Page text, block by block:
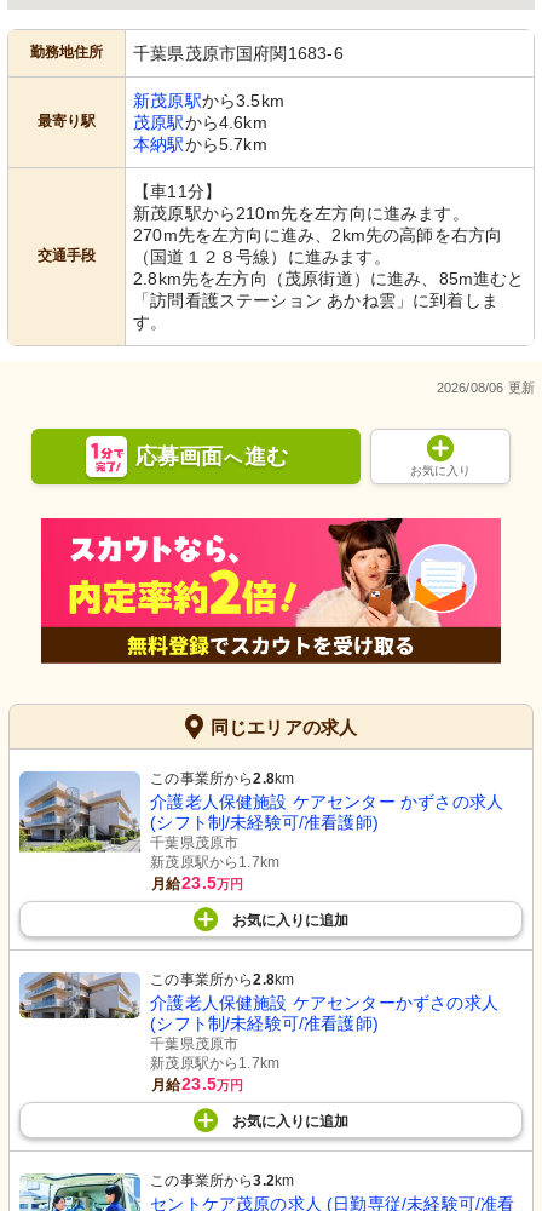
勤務地住所 千葉県茂原市国府関1683-6
最寄り駅
新茂原駅から3.5km
茂原駅から4.6km
本納駅から5.7km
交通手段
【車11分】
新茂原駅から210m先を左方向に進みます。
270m先を左方向に進み、2km先の高師を右方向
（国道１２８号線）に進みます。
2.8km先を左方向（茂原街道）に進み、85m進むと
「訪問看護ステーション あかね雲」に到着しま
す。
2026/08/06 更新
応募画面へ進む
お気に入り
同じエリアの求人
この事業所から2.8km
介護老人保健施設 ケアセンター かずさの求人
(シフト制/未経験可/准看護師)
千葉県茂原市
新茂原駅から1.7km
月給23.5万円
お気に入り に追加
この事業所から2.8km
介護老人保健施設 ケアセンターかずさの求人
(シフト制/未経験可/准看護師)
千葉県茂原市
新茂原駅から1.7km
月給23.5万円
お気に入り に追加
この事業所から3.2km
セントケア茂原の求人 (日勤専従/未経験可/准看